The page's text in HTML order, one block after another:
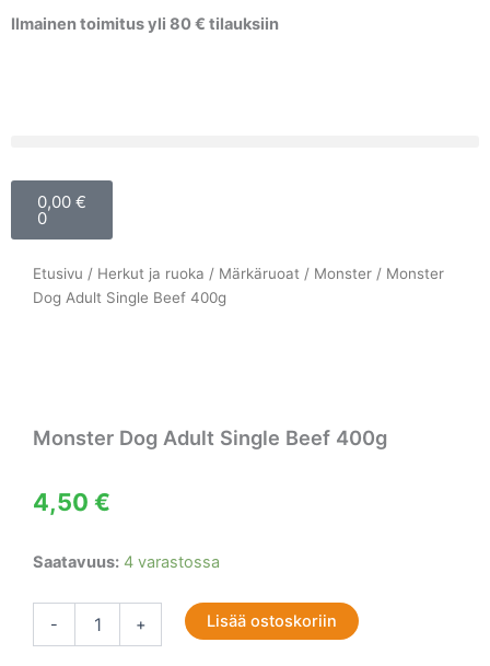
Ilmainen toimitus yli 80 € tilauksiin
0,00 €
0
Cart
Etusivu / Herkut ja ruoka / Märkäruoat / Monster / Monster
Dog Adult Single Beef 400g
Monster Dog Adult Single Beef 400g
4,50 €
Saatavuus: 4 varastossa
-
Monster
Adult
Single
Beef
+ Lisää ostoskoriin